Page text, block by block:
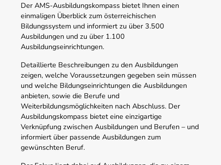
Der AMS-Ausbildungskompass bietet Ihnen einen
einmaligen Überblick zum österreichischen
Bildungssystem und informiert zu über 3.500
Ausbildungen und zu über 1.100
Ausbildungseinrichtungen.
Detaillierte Beschreibungen zu den Ausbildungen
zeigen, welche Voraussetzungen gegeben sein müssen
und welche Bildungseinrichtungen die Ausbildungen
anbieten, sowie die Berufe und
Weiterbildungsmöglichkeiten nach Abschluss. Der
Ausbildungskompass bietet eine einzigartige
Verknüpfung zwischen Ausbildungen und Berufen – und
informiert über passende Ausbildungen zum
gewünschten Beruf.